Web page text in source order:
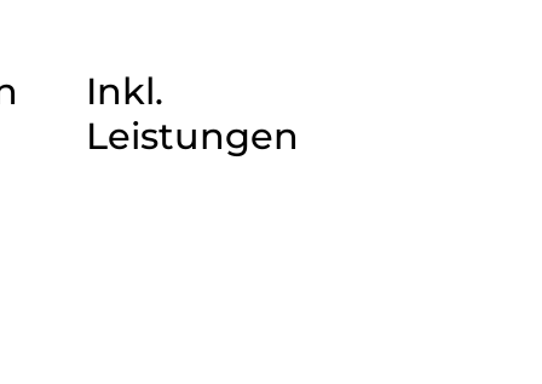
Inkl.
Leistungen